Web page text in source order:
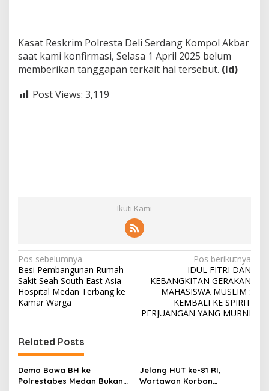
Kasat Reskrim Polresta Deli Serdang Kompol Akbar
saat kami konfirmasi, Selasa 1 April 2025 belum
memberikan tanggapan terkait hal tersebut. (ld)
Post Views: 3,119
Ikuti Kami
N
a
v
i
a
s
i
Pos sebelumnya
Besi Pembangunan Rumah
Sakit Seah South East Asia
Hospital Medan Terbang ke
Kamar Warga
Pos berikutnya
IDUL FITRI DAN
KEBANGKITAN GERAKAN
MAHASISWA MUSLIM :
KEMBALI KE SPIRIT
PERJUANGAN YANG MURNI
Related Posts
Demo Bawa BH ke
Polrestabes Medan Bukan
Jelang HUT ke-81 RI,
Wartawan Korban